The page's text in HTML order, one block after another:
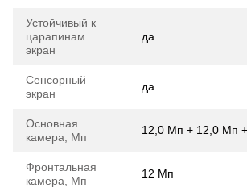
Устойчивый к
царапинам
экран
да
Сенсорный
экран
да
Основная
камера, Мп
12,0 Мп + 12,0 Мп
Фронтальная
камера, Мп
12 Мп